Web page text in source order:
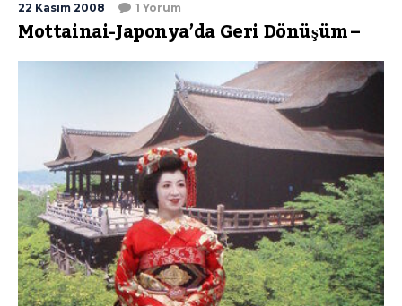
22 Kasım 2008 1 Yorum
Mottainai-Japonya’da Geri Dönüşüm –